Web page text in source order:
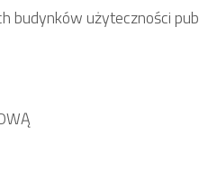
budynków użyteczności